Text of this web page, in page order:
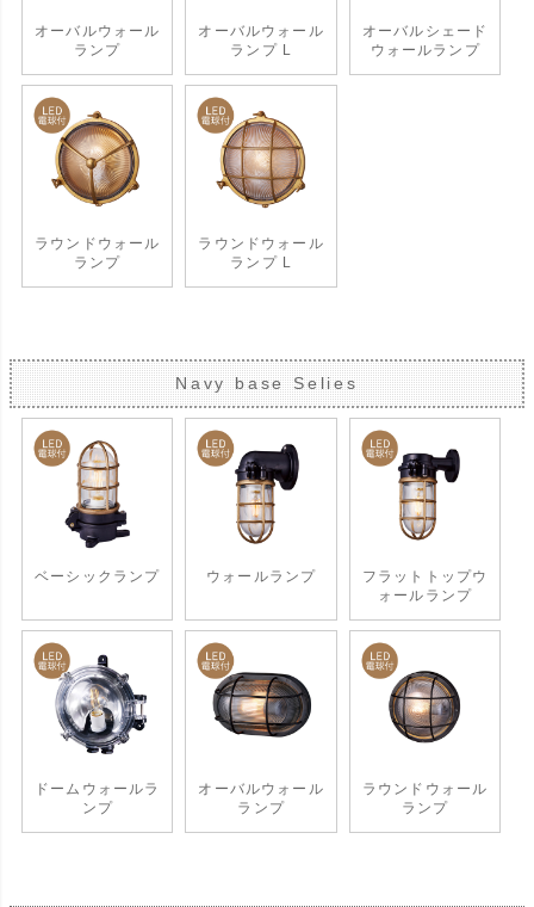
オーバルウォール
ランプ
オーバルウォール
ランプ L
オーバルシェード
ウォールランプ
ラウンドウォール
ランプ
ラウンドウォール
ランプ L
Navy base Selies
ベーシックランプ ウォールランプ
フラットトップウ
ォールランプ
ドームウォールラ
ンプ
オーバルウォール
ランプ
ラウンドウォール
ランプ